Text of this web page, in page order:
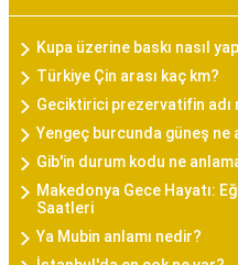
Kupa üzerine baskı nasıl
Türkiye Çin arası kaç km?
Geciktirici prezervatifin adı
Yengeç burcunda güneş ne
Gib'in durum kodu ne
Makedonya Gece Hayatı:
Saatleri
Ya Mubin anlamı nedir?